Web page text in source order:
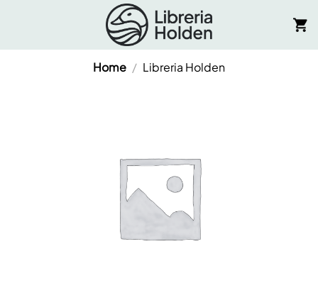
Home / Libreria Holden